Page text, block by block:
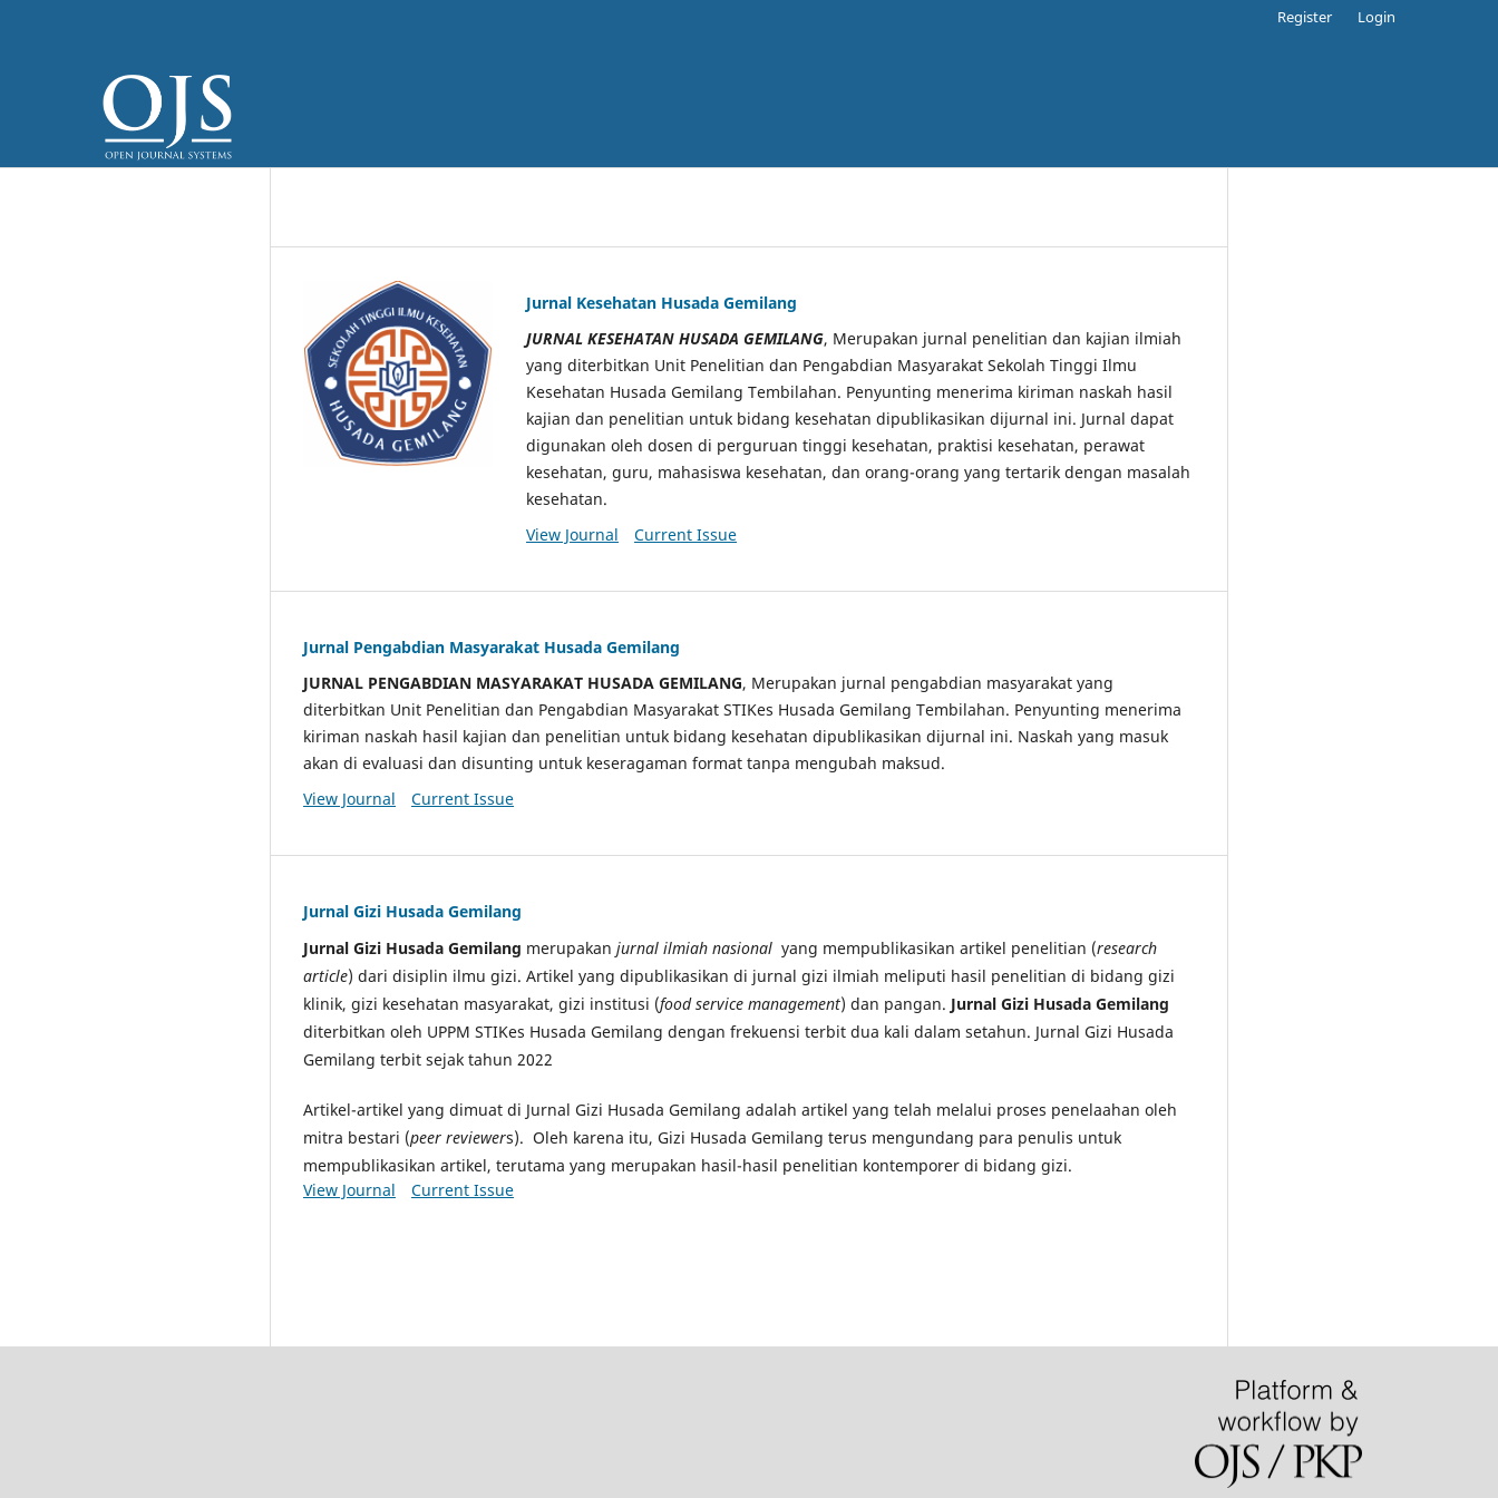
Register Login
Jurnal Kesehatan Husada Gemilang
JURNAL KESEHATAN HUSADA GEMILANG, Merupakan jurnal penelitian dan kajian ilmiah
yang diterbitkan Unit Penelitian dan Pengabdian Masyarakat Sekolah Tinggi Ilmu
Kesehatan Husada Gemilang Tembilahan. Penyunting menerima kiriman naskah hasil
kajian dan penelitian untuk bidang kesehatan dipublikasikan dijurnal ini. Jurnal dapat
digunakan oleh dosen di perguruan tinggi kesehatan, praktisi kesehatan, perawat
kesehatan, guru, mahasiswa kesehatan, dan orang-orang yang tertarik dengan masalah
kesehatan.
View Journal
Current Issue
Jurnal Pengabdian Masyarakat Husada Gemilang
JURNAL PENGABDIAN MASYARAKAT HUSADA GEMILANG, Merupakan jurnal pengabdian masyarakat yang
diterbitkan Unit Penelitian dan Pengabdian Masyarakat STIKes Husada Gemilang Tembilahan. Penyunting menerima
kiriman naskah hasil kajian dan penelitian untuk bidang kesehatan dipublikasikan dijurnal ini. Naskah yang masuk
akan di evaluasi dan disunting untuk keseragaman format tanpa mengubah maksud.
View Journal
Current Issue
Jurnal Gizi Husada Gemilang
Jurnal Gizi Husada Gemilang merupakan jurnal ilmiah nasional yang mempublikasikan artikel penelitian (research
article) dari disiplin ilmu gizi. Artikel yang dipublikasikan di jurnal gizi ilmiah meliputi hasil penelitian di bidang gizi
klinik, gizi kesehatan masyarakat, gizi institusi (food service management) dan pangan. Jurnal Gizi Husada Gemilang
diterbitkan oleh UPPM STIKes Husada Gemilang dengan frekuensi terbit dua kali dalam setahun. Jurnal Gizi Husada
Gemilang terbit sejak tahun 2022
Artikel-artikel yang dimuat di Jurnal Gizi Husada Gemilang adalah artikel yang telah melalui proses penelaahan oleh
mitra bestari (peer reviewers). Oleh karena itu, Gizi Husada Gemilang terus mengundang para penulis untuk
mempublikasikan artikel, terutama yang merupakan hasil-hasil penelitian kontemporer di bidang gizi.
View Journal
Current Issue